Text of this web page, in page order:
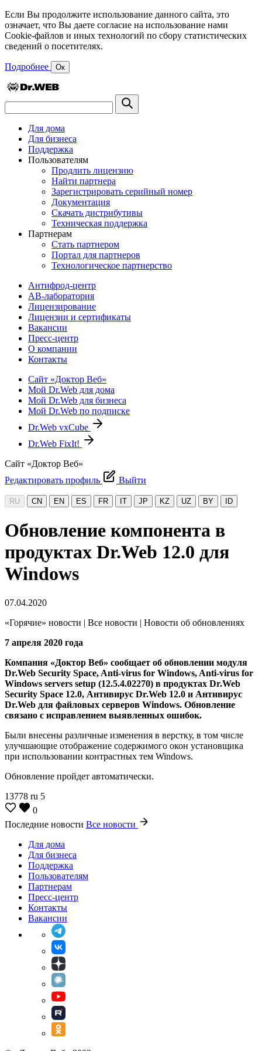
Если Вы продолжите использование данного сайта, это
означает, что Вы даете согласие на использование нами
Cookie-файлов и иных технологий по сбору статистических
сведений о посетителях.
Подробнее Ок
Для дома
Для бизнеса
Поддержка
Пользователям
Продлить лицензию
Найти партнера
Зарегистрировать серийный номер
Документация
Скачать дистрибутивы
Техническая поддержка
Партнерам
Стать партнером
Портал для партнеров
Технологическое партнерство
Антифрод-центр
АВ-лаборатория
Лицензирование
Лицензии и сертификаты
Вакансии
Пресс-центр
О компании
Контакты
Сайт «Доктор Веб»
Мой Dr.Web для дома
Мой Dr.Web для бизнеса
Мой Dr.Web по подписке
Dr.Web vxCube
Dr.Web FixIt!
Сайт «Доктор Веб»
Редактировать профиль
Выйти
RU CN EN ES FR IT JP KZ UZ BY ID
Обновление компонента в
продуктах Dr.Web 12.0 для
Windows
07.04.2020
«Горячие» новости | Все новости | Новости об обновлениях
7 апреля 2020 года
Компания «Доктор Веб» сообщает об обновлении модуля
Dr.Web Security Space, Anti-virus for Windows, Anti-virus for
Windows servers setup (12.5.4.02270) в продуктах Dr.Web
Security Space 12.0, Антивирус Dr.Web 12.0 и Антивирус
Dr.Web для файловых серверов Windows. Обновление
связано с исправлением выявленных ошибок.
Были внесены различные изменения в верстку, в том числе
улучшающие отображение содержимого окон установщика
при использовании контрастных тем Windows.
Обновление пройдет автоматически.
13778 ru 5
0
Последние новости Все новости
Для дома
Для бизнеса
Поддержка
Пользователям
Партнерам
Пресс-центр
Контакты
Вакансии